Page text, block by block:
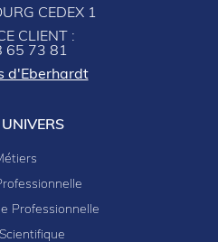
CEDEX 1
CLIENT :
65 73 81
d'Eberhardt
Professionnelle